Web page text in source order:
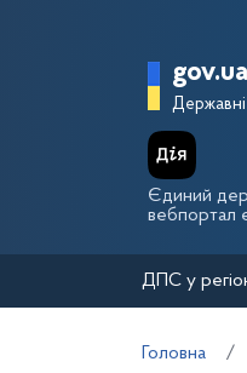
gov.ua
Державні
Єдиний
вебпортал
ДПС у
Головна